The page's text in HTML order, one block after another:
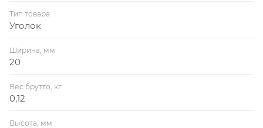
Тип товара
Уголок
Ширина, мм
20
Вес брутто, кг
0,12
Высота, мм